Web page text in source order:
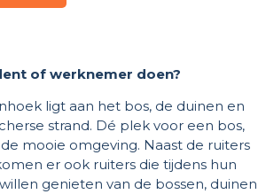
of werknemer doen?
ligt aan het bos, de duinen en
strand. Dé plek voor een bos,
mooie omgeving. Naast de ruiters
er ook ruiters die tijdens hun
genieten van de bossen, duinen